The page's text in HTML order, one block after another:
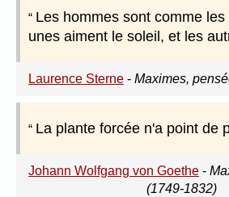
Les hommes sont comme
unes aiment le soleil, et les
Laurence Sterne - Maximes,
La plante forcée n'a point de
Johann Wolfgang von Goethe -
(1749-1832)